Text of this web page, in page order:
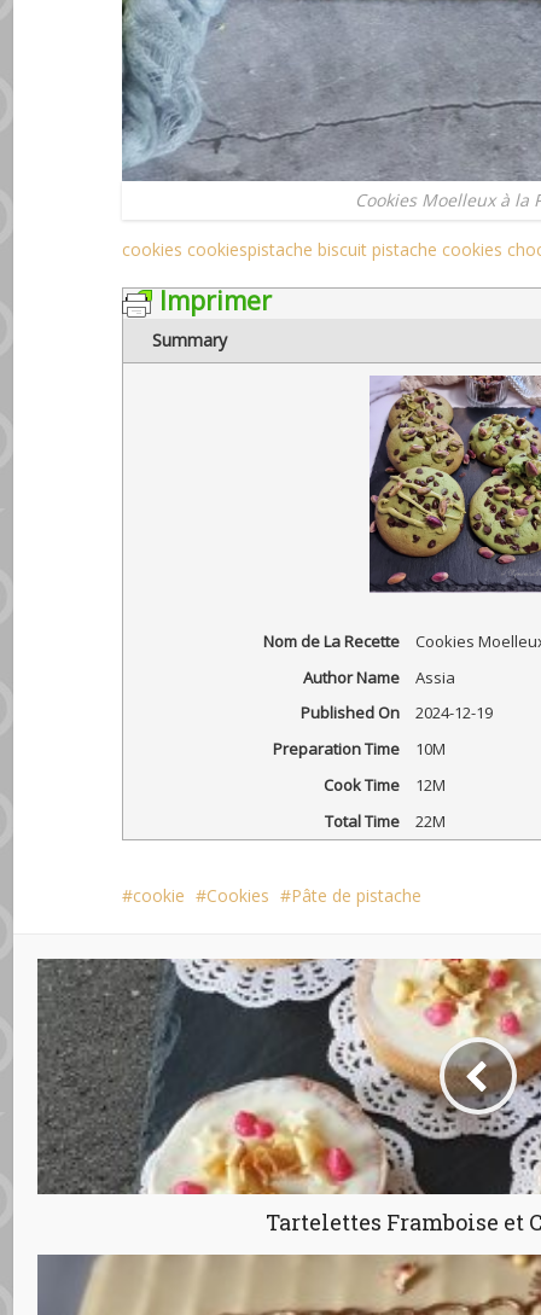
Cookies Moelleux à la
cookies cookiespistache biscuit pistache cookies
Imprimer
Summary
Nom de La Recette
Cookies
Author Name
Assia
Published On
2024-12-19
Preparation Time
10M
Cook Time
12M
Total Time
22M
cookie Cookies Pâte de pistache
Tartelettes Framboise et